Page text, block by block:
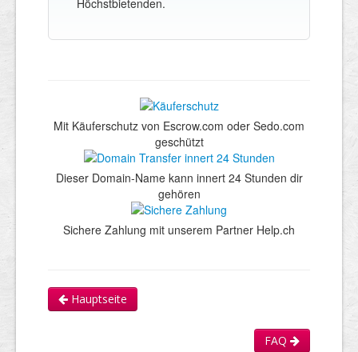
Mit Käuferschutz von Escrow.com oder Sedo.com
geschützt
Dieser Domain-Name kann innert 24 Stunden dir
gehören
Sichere Zahlung mit unserem Partner Help.ch
Hauptseite
FAQ